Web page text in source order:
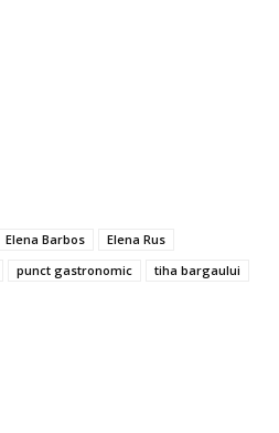
Elena Barbos
Elena Rus
punct gastronomic tiha bargaului